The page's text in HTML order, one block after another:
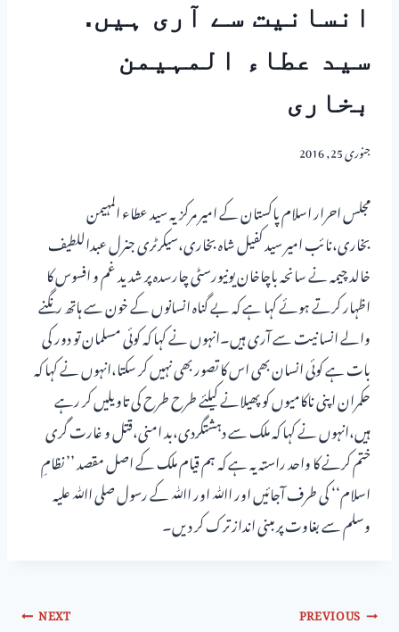
انسانیت سے آری ہیں.
سید عطاء المہیمن
بخاری
جنوری 25, 2016
مجلس احرار اسلام پاکستان کے امیر مرکزیہ سید عطاء المہیمن
بخاری،نائب امیر سید کفیل شاہ بخاری،سیکرٹری جنرل عبداللطیف
خالد چیمہ نے سانحہ باچاخان یونیورسٹی چارسدہ پر شدید غم و افسوس کا
اظہار کرتے ہوئے کہا ہے کہ بے گناہ انسانوں کے خون سے ہاتھ رنگنے
والے انسانیت سے آری ہیں۔انہوں نے کہا کہ کوئی مسلمان تو دور کی
بات ہے کوئی انسان بھی اس کا تصور بھی نہیں کر سکتا،انہوں نے کہا کہ
حکمران اپنی ناکامیوں کو پھیلانے کیلئے طرح طرح کی تاویلیں کر رہے
ہیں،انہوں نے کہا کہ ملک سے دہشتگردی،بد امنی،قتل و غارت گری
ختم کرنے کا واحد راستہ یہ ہے کہ ہم قیام ملک کے اصل مقصد ’’ نظامِ
اسلام‘‘ کی طرف آجائیں اور اﷲ اور اﷲ کے رسول صلی اﷲ علیہ
وسلم سے بغاوت پر مبنی انداز ترک کر دیں۔
PREVIOUS
NEXT